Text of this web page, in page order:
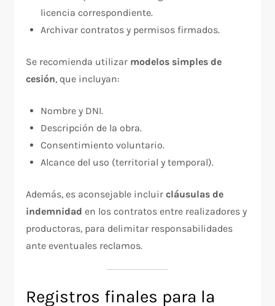
licencia correspondiente.
Archivar contratos y permisos firmados.
Se recomienda utilizar modelos simples de
cesión, que incluyan:
Nombre y DNI.
Descripción de la obra.
Consentimiento voluntario.
Alcance del uso (territorial y temporal).
Además, es aconsejable incluircláusulas de
indemnidad en los contratos entre realizadores y
productoras, para delimitar responsabilidades
ante eventuales reclamos.
Registros finales para la